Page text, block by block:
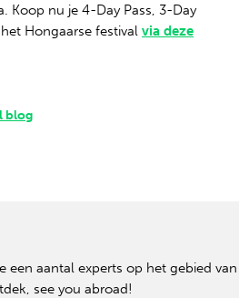
Koop nu je 4-Day Pass, 3-Day
Hongaarse festival via deze
blog
een aantal experts op het gebied van
see you abroad!